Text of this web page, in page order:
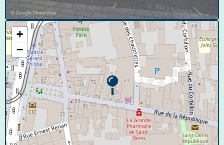
© Google Street View
+
−